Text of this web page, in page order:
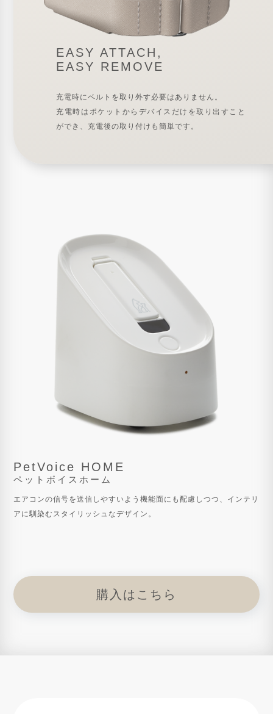
EASY ATTACH,
EASY REMOVE
充電時にベルトを取り外す必要はありません。
充電時はポケットからデバイスだけを取り出すこと
ができ、充電後の取り付けも簡単です。
PetVoice HOME
ペットボイスホーム
エアコンの信号を送信しやすいよう機能⾯にも配慮しつつ、インテリ
アに馴染むスタイリッシュなデザイン。
購入はこちら